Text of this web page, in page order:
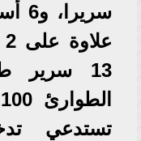
13 سرير
تستدعي